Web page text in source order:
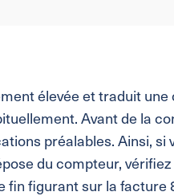
élevée et traduit
Avant de la
préalables. Ainsi, si
du compteur,
fin figurant sur la facture